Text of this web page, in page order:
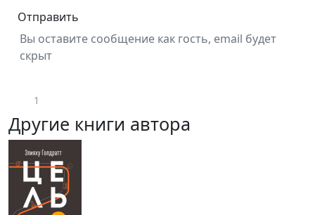
Отправить
Вы оставите сообщение как гость, email будет
скрыт
1
Другие книги автора